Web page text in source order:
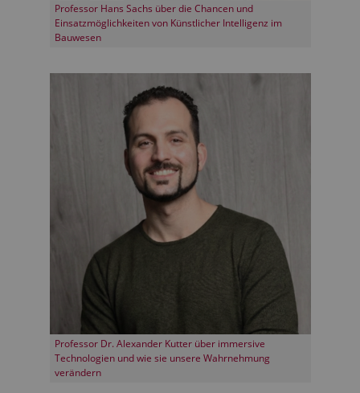
Professor Hans Sachs über die Chancen und
Einsatzmöglichkeiten von Künstlicher Intelligenz im
Bauwesen
Professor Dr. Alexander Kutter über immersive
Technologien und wie sie unsere Wahrnehmung
verändern